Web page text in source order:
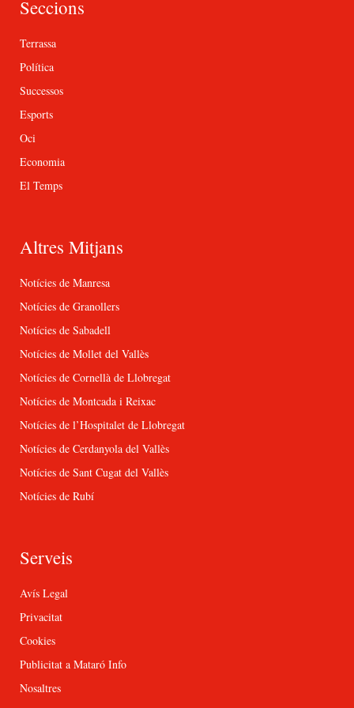
Seccions
Terrassa
Política
Successos
Esports
Oci
Economia
El Temps
Altres Mitjans
Notícies de Manresa
Notícies de Granollers
Notícies de Sabadell
Notícies de Mollet del Vallès
Notícies de Cornellà de Llobregat
Notícies de Montcada i Reixac
Notícies de l’Hospitalet de Llobregat
Notícies de Cerdanyola del Vallès
Notícies de Sant Cugat del Vallès
Notícies de Rubí
Serveis
Avís Legal
Privacitat
Cookies
Publicitat a Mataró Info
Nosaltres